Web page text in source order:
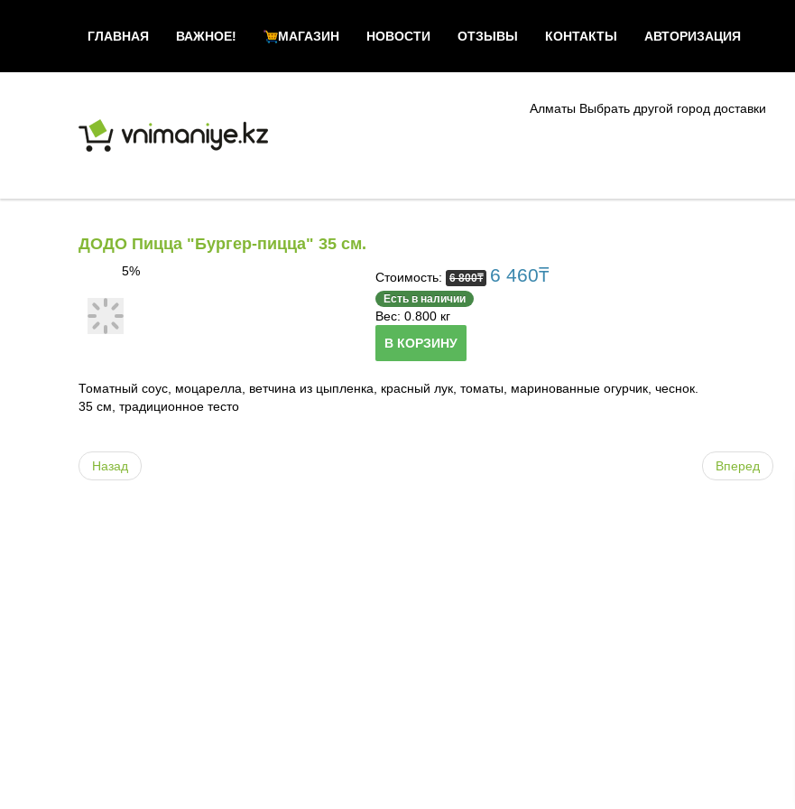
ГЛАВНАЯ ВАЖНОЕ! МАГАЗИН НОВОСТИ ОТЗЫВЫ КОНТАКТЫ АВТОРИЗАЦИЯ
Алматы Выбрать другой город доставки
ДОДО Пицца "Бургер-пицца" 35 см.
5% Стоимость: 6 800₸ 6 460₸
Есть в наличии
Вес: 0.800 кг
В КОРЗИНУ
Томатный соус, моцарелла, ветчина из цыпленка, красный лук, томаты, маринованные огурчик, чеснок.
35 см, традиционное тесто
Назад Вперед